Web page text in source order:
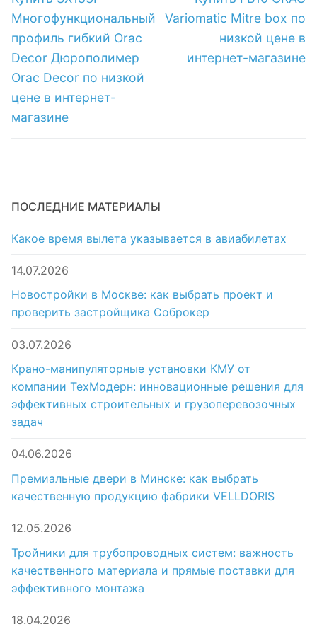
записям
запись:
Многофункциональный
профиль гибкий Orac
Decor Дюрополимер
Orac Decor по низкой
цене в интернет-
магазине
запись:
Variomatic Mitre box по
низкой цене в
интернет-магазине
ПОСЛЕДНИЕ МАТЕРИАЛЫ
Какое время вылета указывается в авиабилетах
14.07.2026
Новостройки в Москве: как выбрать проект и
проверить застройщика Соброкер
03.07.2026
Крано-манипуляторные установки КМУ от
компании ТехМодерн: инновационные решения для
эффективных строительных и грузоперевозочных
задач
04.06.2026
Премиальные двери в Минске: как выбрать
качественную продукцию фабрики VELLDORIS
12.05.2026
Тройники для трубопроводных систем: важность
качественного материала и прямые поставки для
эффективного монтажа
18.04.2026